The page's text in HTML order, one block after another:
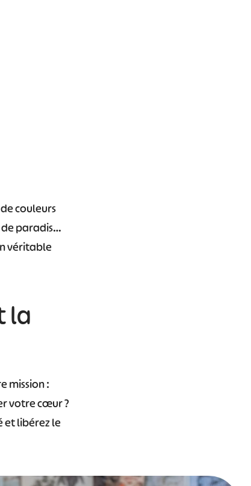
couleurs
de paradis…
véritable
la
mission :
votre cœur ?
et libérez le